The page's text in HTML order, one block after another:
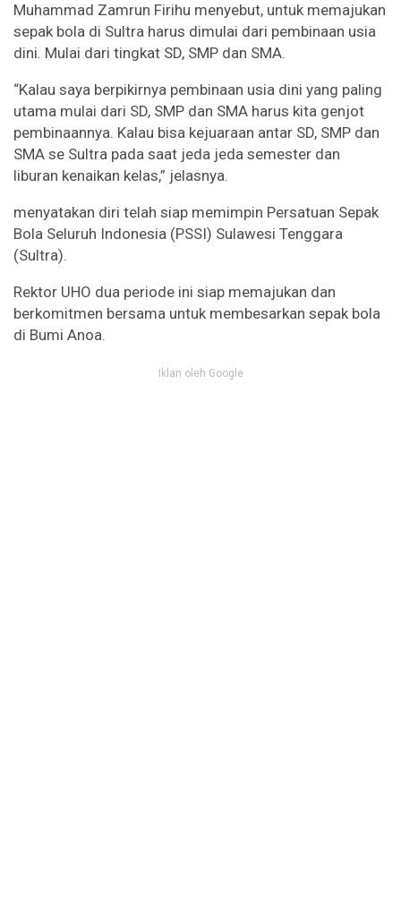
Muhammad Zamrun Firihu menyebut, untuk memajukan
sepak bola di Sultra harus dimulai dari pembinaan usia
dini. Mulai dari tingkat SD, SMP dan SMA.
“Kalau saya berpikirnya pembinaan usia dini yang paling
utama mulai dari SD, SMP dan SMA harus kita genjot
pembinaannya. Kalau bisa kejuaraan antar SD, SMP dan
SMA se Sultra pada saat jeda jeda semester dan
liburan kenaikan kelas,” jelasnya.
menyatakan diri telah siap memimpin Persatuan Sepak
Bola Seluruh Indonesia (PSSI) Sulawesi Tenggara
(Sultra).
Rektor UHO dua periode ini siap memajukan dan
berkomitmen bersama untuk membesarkan sepak bola
di Bumi Anoa.
Iklan oleh Google